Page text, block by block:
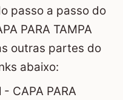
passo a passo do
PARA TAMPA
outras partes do
abaixo:
CAPA PARA